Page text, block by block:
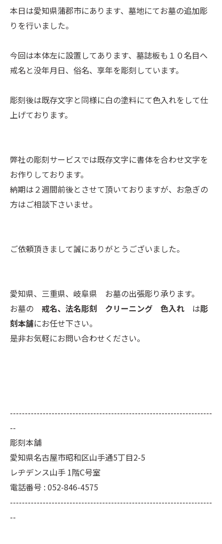
本日は愛知県蒲郡市にあります、墓地にてお墓の追加彫
りを行いました。
今回は本体左に設置してあります、墓誌板も１０名目へ
戒名と没年月日、俗名、享年を彫刻しています。
彫刻後は既存文字と同様に白の塗料にて色入れをして仕
上げております。
弊社の彫刻サービスでは既存文字に書体を合わせ文字を
お作りしております。
納期は２週間前後とさせて頂いておりますが、お急ぎの
方はご相談下さいませ。
ご依頼頂きまして誠にありがとうございました。
愛知県、三重県、岐阜県 お墓の出張彫り承ります。
お墓の 戒名、法名彫刻 クリーニング 色入れ は彫
刻本舗にお任せ下さい。
是非お気軽にお問い合わせください。
--------------------------------------------------------------------
--
彫刻本舗
愛知県名古屋市昭和区山手通5丁目2-5
レヂデンス山手 1階C号室
電話番号 : 052-846-4575
--------------------------------------------------------------------
--